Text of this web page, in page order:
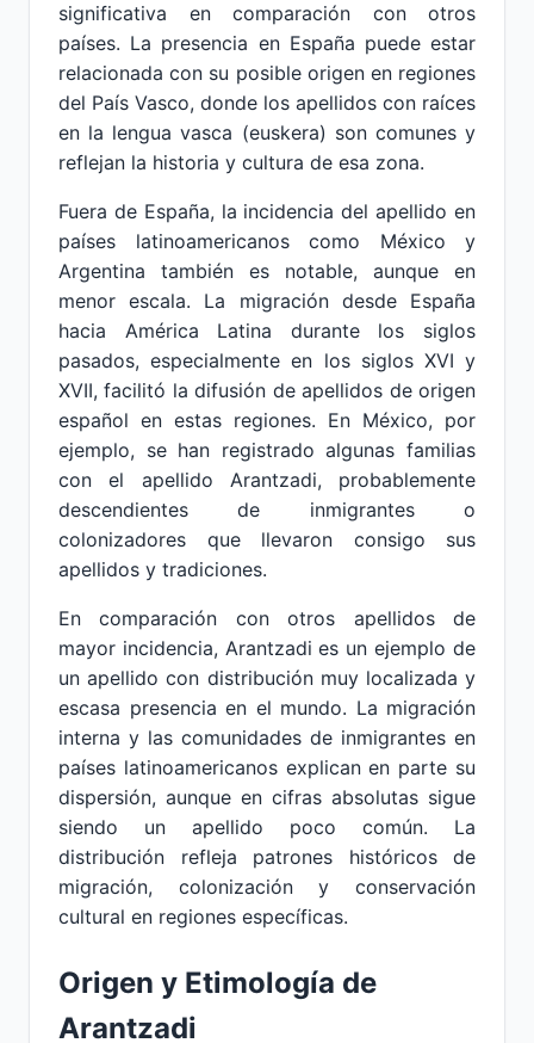
significativa en comparación con otros
países. La presencia en España puede estar
relacionada con su posible origen en regiones
del País Vasco, donde los apellidos con raíces
en la lengua vasca (euskera) son comunes y
reflejan la historia y cultura de esa zona.
Fuera de España, la incidencia del apellido en
países latinoamericanos como México y
Argentina también es notable, aunque en
menor escala. La migración desde España
hacia América Latina durante los siglos
pasados, especialmente en los siglos XVI y
XVII, facilitó la difusión de apellidos de origen
español en estas regiones. En México, por
ejemplo, se han registrado algunas familias
con el apellido Arantzadi, probablemente
descendientes de inmigrantes o
colonizadores que llevaron consigo sus
apellidos y tradiciones.
En comparación con otros apellidos de
mayor incidencia, Arantzadi es un ejemplo de
un apellido con distribución muy localizada y
escasa presencia en el mundo. La migración
interna y las comunidades de inmigrantes en
países latinoamericanos explican en parte su
dispersión, aunque en cifras absolutas sigue
siendo un apellido poco común. La
distribución refleja patrones históricos de
migración, colonización y conservación
cultural en regiones específicas.
Origen y Etimología de
Arantzadi